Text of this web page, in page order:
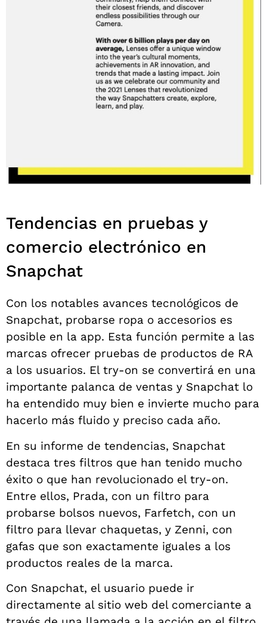
Tendencias en pruebas y
comercio electrónico en
Snapchat
Con los notables avances tecnológicos de
Snapchat, probarse ropa o accesorios es
posible en la app. Esta función permite a las
marcas ofrecer pruebas de productos de RA
a los usuarios. El try-on se convertirá en una
importante palanca de ventas y Snapchat lo
ha entendido muy bien e invierte mucho para
hacerlo más fluido y preciso cada año.
En su informe de tendencias, Snapchat
destaca tres filtros que han tenido mucho
éxito o que han revolucionado el try-on.
Entre ellos, Prada, con un filtro para
probarse bolsos nuevos, Farfetch, con un
filtro para llevar chaquetas, y Zenni, con
gafas que son exactamente iguales a los
productos reales de la marca.
Con Snapchat, el usuario puede ir
directamente al sitio web del comerciante a